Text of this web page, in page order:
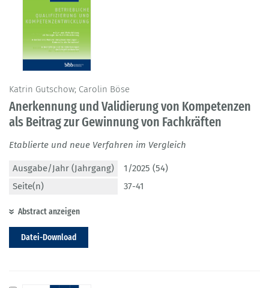
Katrin Gutschow; Carolin Böse
Anerkennung und Validierung von Kompetenzen
als Beitrag zur Gewinnung von Fachkräften
Etablierte und neue Verfahren im Vergleich
Ausgabe/Jahr (Jahrgang)
1/2025 (54)
Seite(n)
37-41
Abstract anzeigen
Datei-Download